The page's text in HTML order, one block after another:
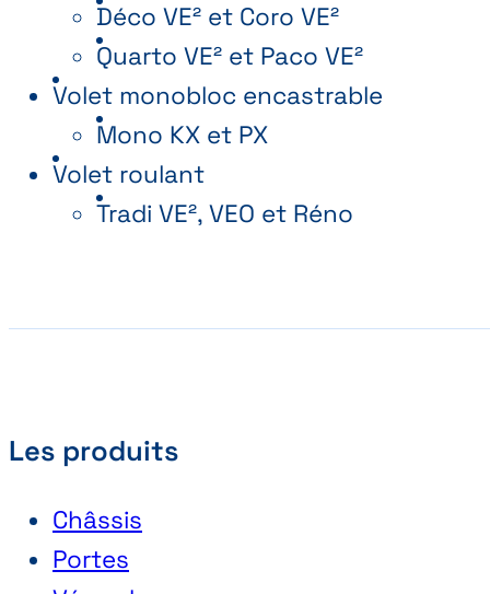
Déco VE² et Coro VE²
Quarto VE² et Paco VE²
Volet monobloc encastrable
Mono KX et PX
Volet roulant
Tradi VE², VEO et Réno
Les produits
Châssis
Portes